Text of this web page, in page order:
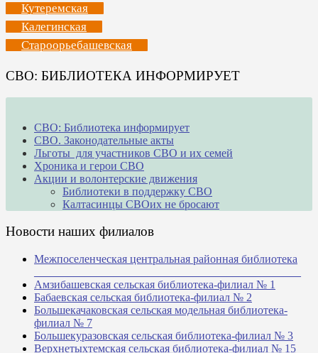
Кутеремская
Калегинская
Староорьебашевская
СВО: БИБЛИОТЕКА ИНФОРМИРУЕТ
СВО: Библиотека информирует
СВО. Законодательные акты
Льготы для участников СВО и их семей
Хроника и герои СВО
Акции и волонтерские движения
Библиотеки в поддержку СВО
Калтасинцы СВОих не бросают
Новости наших филиалов
Межпоселенческая центральная районная библиотека
Амзибашевская сельская библиотека-филиал № 1
Бабаевская сельская библиотека-филиал № 2
Большекачаковская сельская модельная библиотека-
филиал № 7
Большекуразовская сельская библиотека-филиал № 3
Верхнетыхтемская сельская библиотека-филиал № 15